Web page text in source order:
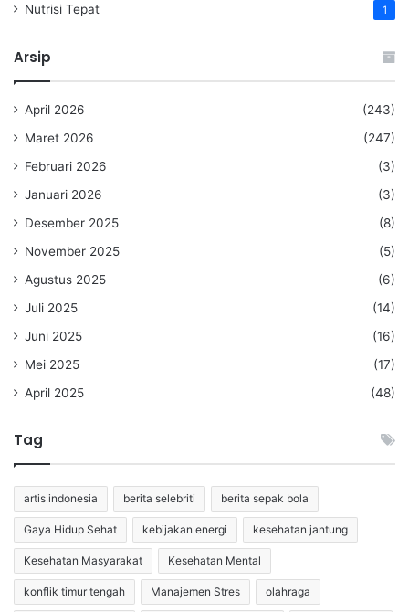
Nutrisi Tepat 1
Arsip
April 2026
(243)
Maret 2026
(247)
Februari 2026
(3)
Januari 2026
(3)
Desember 2025
(8)
November 2025
(5)
Agustus 2025
(6)
Juli 2025
(14)
Juni 2025
(16)
Mei 2025
(17)
April 2025
(48)
Tag
artis indonesia berita selebriti berita sepak bola
Gaya Hidup Sehat kebijakan energi kesehatan jantung
Kesehatan Masyarakat Kesehatan Mental
konflik timur tengah Manajemen Stres olahraga